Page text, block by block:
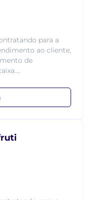
para a
ao cliente,
de